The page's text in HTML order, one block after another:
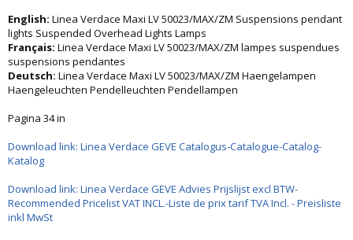
English: Linea Verdace Maxi LV 50023/MAX/ZM Suspensions pendant
lights Suspended Overhead Lights Lamps
Français: Linea Verdace Maxi LV 50023/MAX/ZM lampes suspendues
suspensions pendantes
Deutsch: Linea Verdace Maxi LV 50023/MAX/ZM Haengelampen
Haengeleuchten Pendelleuchten Pendellampen
Pagina 34 in
Download link: Linea Verdace GEVE Catalogus-Catalogue-Catalog-
Katalog
Download link: Linea Verdace GEVE Advies Prijslijst excl BTW-
Recommended Pricelist VAT INCL.-Liste de prix tarif TVA Incl. - Preisliste
inkl MwSt